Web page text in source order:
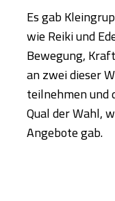
Es gab
wie Reiki und
Bewegung,
an zwei dieser
teilnehmen und
Qual der Wahl,
Angebote gab.